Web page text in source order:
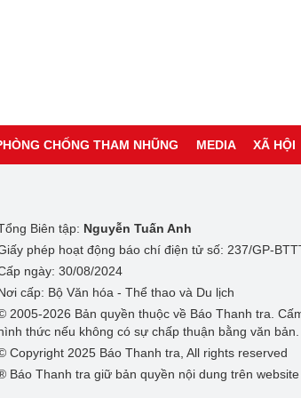
CHỐNG THAM NHŨNG MEDIA XÃ HỘI
Biên tập: Nguyễn Tuấn Anh
phép hoạt động báo chí điện tử số: 237/GP-
ngày: 30/08/2024
cấp: Bộ Văn hóa - Thể thao và Du lịch
2005-2026 Bản quyền thuộc về Báo Thanh tra.
thức nếu không có sự chấp thuận bằng văn bản.
Copyright 2025 Báo Thanh tra, All rights reserved
Báo Thanh tra giữ bản quyền nội dung trên